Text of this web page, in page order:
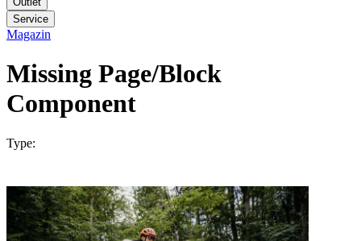
Service
Magazin
Missing Page/Block
Component
Type: